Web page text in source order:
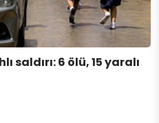
saldırı: 6 ölü, 15 yaralı